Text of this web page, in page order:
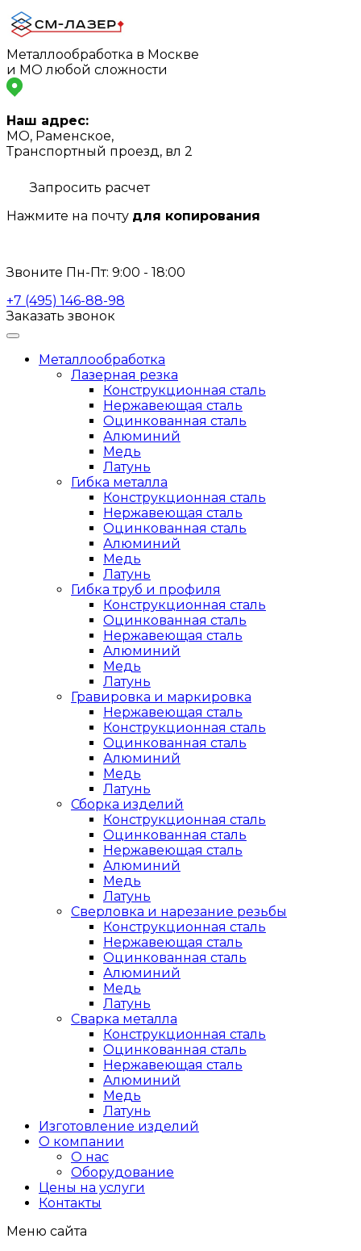
Металлообработка в Москве
и МО любой сложности
Наш адрес:
МО, Раменское,
Транспортный проезд, вл 2
Запросить расчет
Нажмите на почту для копирования
Звоните Пн-Пт: 9:00 - 18:00
+7 (495) 146-88-98
Заказать звонок
Металлообработка
Лазерная резка
Конструкционная сталь
Нержавеющая сталь
Оцинкованная сталь
Алюминий
Медь
Латунь
Гибка металла
Конструкционная сталь
Нержавеющая сталь
Оцинкованная сталь
Алюминий
Медь
Латунь
Гибка труб и профиля
Конструкционная сталь
Оцинкованная сталь
Нержавеющая сталь
Алюминий
Медь
Латунь
Гравировка и маркировка
Нержавеющая сталь
Конструкционная сталь
Оцинкованная сталь
Алюминий
Медь
Латунь
Сборка изделий
Конструкционная сталь
Оцинкованная сталь
Нержавеющая сталь
Алюминий
Медь
Латунь
Сверловка и нарезание резьбы
Конструкционная сталь
Нержавеющая сталь
Оцинкованная сталь
Алюминий
Медь
Латунь
Сварка металла
Конструкционная сталь
Оцинкованная сталь
Нержавеющая сталь
Алюминий
Медь
Латунь
Изготовление изделий
О компании
О нас
Оборудование
Цены на услуги
Контакты
Меню сайта